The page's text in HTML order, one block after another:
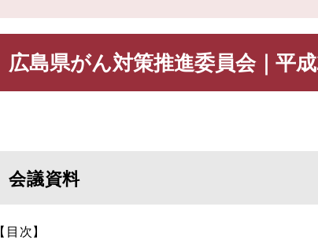
広島県がん対策推進委員会｜平
会議資料
【目次】